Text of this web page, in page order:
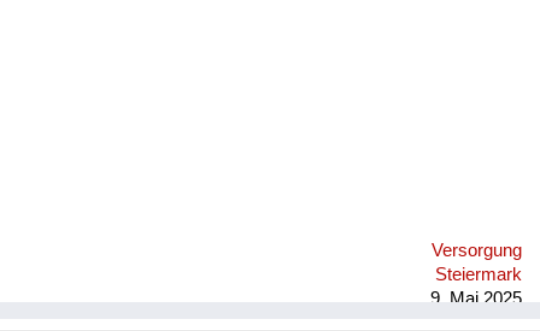
Versorgung
Steiermark
9. Mai 2025